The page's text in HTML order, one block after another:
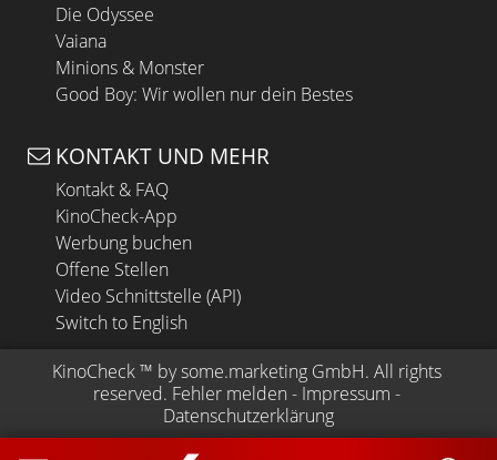
Die Odyssee
Vaiana
Minions & Monster
Good Boy: Wir wollen nur dein Bestes
KONTAKT UND MEHR
Kontakt & FAQ
KinoCheck-App
Werbung buchen
Offene Stellen
Video Schnittstelle (API)
Switch to English
KinoCheck ™ by some.marketing GmbH. All rights
reserved. Fehler melden - Impressum -
Datenschutzerklärung